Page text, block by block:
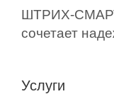
ШТРИХ-
сочетает
Услуги